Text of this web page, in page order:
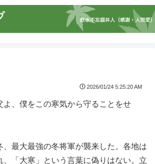
2026/01/24 5:25:20 AM
よ、僕をこの寒気から守ることをせ
、最大最強の冬将軍が襲来した。各地は
、「大寒」という言葉に偽りはない。立